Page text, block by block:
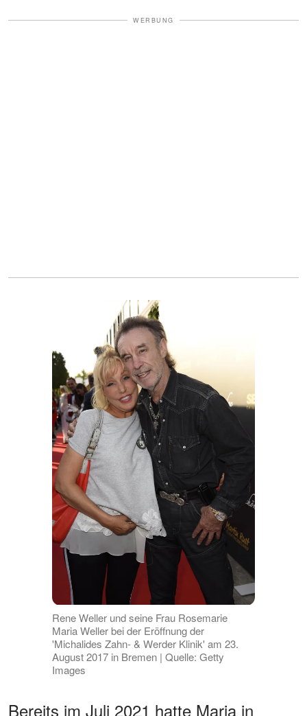
WERBUNG
Rene Weller und seine Frau Rosemarie
Maria Weller bei der Eröffnung der
'Michalides Zahn- & Werder Klinik' am 23.
August 2017 in Bremen | Quelle: Getty
Images
Bereits im Juli 2021 hatte Maria in